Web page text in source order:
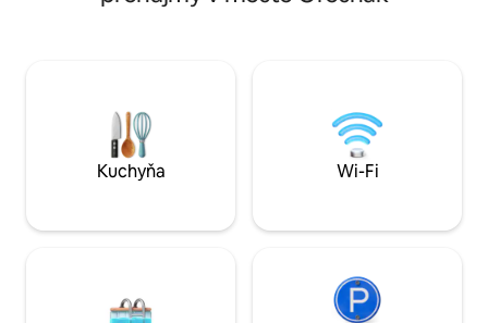
Nachádza sa 2,4
blízkosti
Obe balkóny
Kuchyňa Wi-Fi